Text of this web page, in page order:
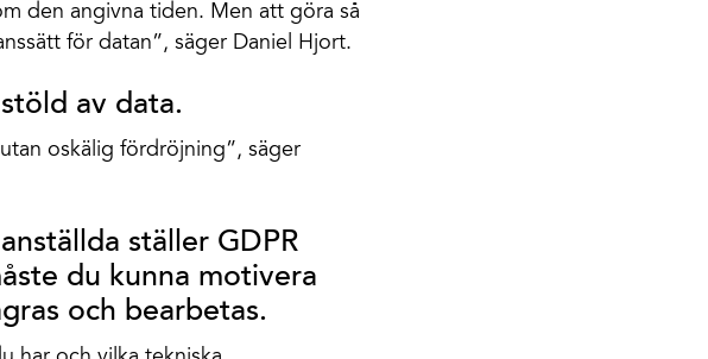
den angivna tiden. Men att göra så
för datan”, säger Daniel Hjort.
av data.
oskälig fördröjning”, säger
ställer GDPR
du kunna motivera
och bearbetas.